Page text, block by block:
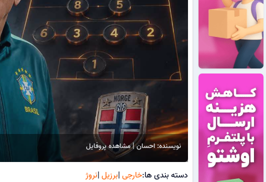
نویسنده: احسان | مشاهده پروفایل
دسته بندی ها:خارجی|برزیل|نروژ